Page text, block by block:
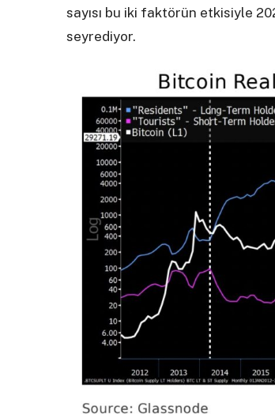
sayısı bu iki faktörün etkisiyle
seyrediyor.